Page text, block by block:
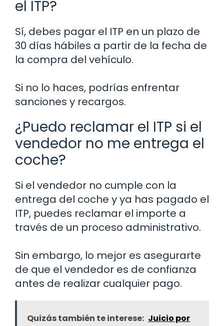
el ITP?
Sí, debes pagar el ITP en un plazo de
30 días hábiles a partir de la fecha de
la compra del vehículo.
Si no lo haces, podrías enfrentar
sanciones y recargos.
¿Puedo reclamar el ITP si el
vendedor no me entrega el
coche?
Si el vendedor no cumple con la
entrega del coche y ya has pagado el
ITP, puedes reclamar el importe a
través de un proceso administrativo.
Sin embargo, lo mejor es asegurarte
de que el vendedor es de confianza
antes de realizar cualquier pago.
Quizás también te interese: Juicio por